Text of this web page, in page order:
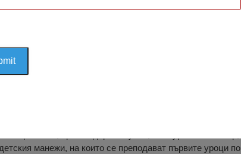
Берковица
е разположена в красивите Западни Балкани на
с връх Ком, връх Тодорини кукли, Клисурски манастир,
манежи, на които се преподават първите уроци